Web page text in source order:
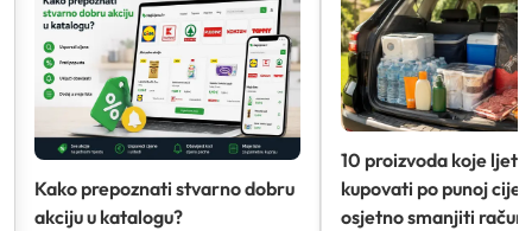
Kako prepoznati stvarno dobru
akciju u katalogu?
10 proizvoda koje ljeti
kupovati po punoj
osjetno smanjiti račun)